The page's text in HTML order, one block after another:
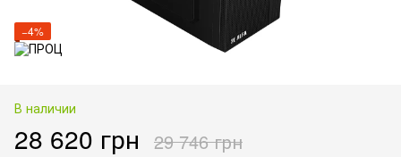
−4%
В наличии
28 620 грн 29 746 грн